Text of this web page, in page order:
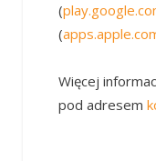
(
(
Więcej
pod adresem